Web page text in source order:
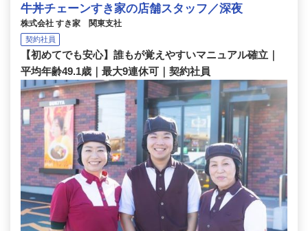
牛丼チェーンすき家の店舗スタッフ／深夜
株式会社 すき家 関東支社
契約社員
【初めてでも安心】誰もが覚えやすいマニュアル確立｜
平均年齢49.1歳｜最大9連休可｜契約社員